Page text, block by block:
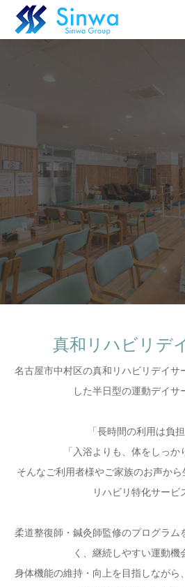
市内には珍しい広々とし
綺麗なビルで清潔感
真和リハビリデ
名古屋市中村区の真和リハビリデイサ
した半日型の運動デイサ
「長時間の利用は負
「入浴よりも、体をしっか
そんなご利用者様やご家族のお声か
リハビリ特化サービ
柔道整復師・鍼灸師監修のプログラム
く、継続しやすい運動機
身体機能の維持・向上を目指しながら
空き状況
アクセス
系列店
当店概要